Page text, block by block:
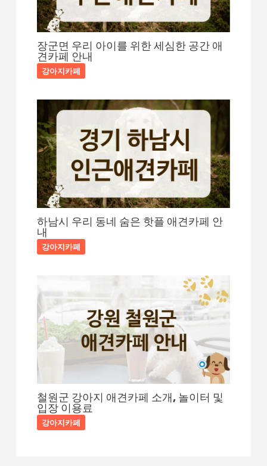
장군면 우리 아이를 위한 세심한 공간 애
견카페 안내
강아지카페
하남시 우리 동네 숨은 핫플 애견카페 안
내
강아지카페
철원군 강아지 애견카페 소개, 놀이터 및
입장 이용료
강아지카페